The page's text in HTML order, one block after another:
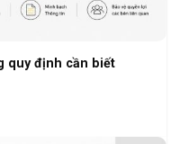
quy định cần biết